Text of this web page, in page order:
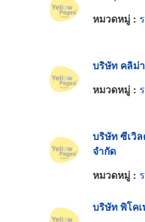
หมวดหมู่ :
บริษัท คลิม่
หมวดหมู่ :
บริษัท ซีเวิ
จำกัด
หมวดหมู่ :
บริษัท พิโค